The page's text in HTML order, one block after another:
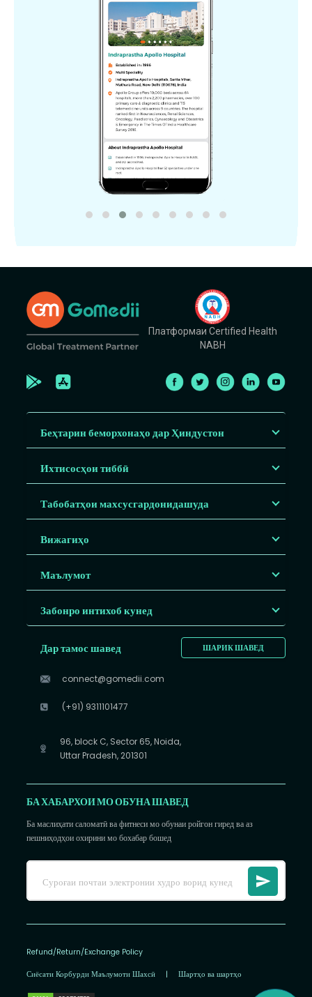
Платформаи Certified Health
NABH
Беҳтарин беморхонаҳо дар Ҳиндустон
Ихтисосҳои тиббӣ
Табобатҳои махсусгардонидашуда
Вижагиҳо
Маълумот
Забонро интихоб кунед
ШАРИК ШАВЕД
Дар тамос шавед
connect@gomedii.com
(+91) 9311101477
96, block C, Sector 65, Noida,
Uttar Pradesh, 201301
БА ХАБАРХОИ МО ОБУНА ШАВЕД
Ба маслиҳати саломатӣ ва фитнеси мо обунаи ройгон гиред ва аз
пешниҳодҳои охирини мо бохабар бошед
Refund/Return/Exchange Policy
Сиёсати Корбурди Маълумоти Шахсӣ | Шартҳо ва шартҳо